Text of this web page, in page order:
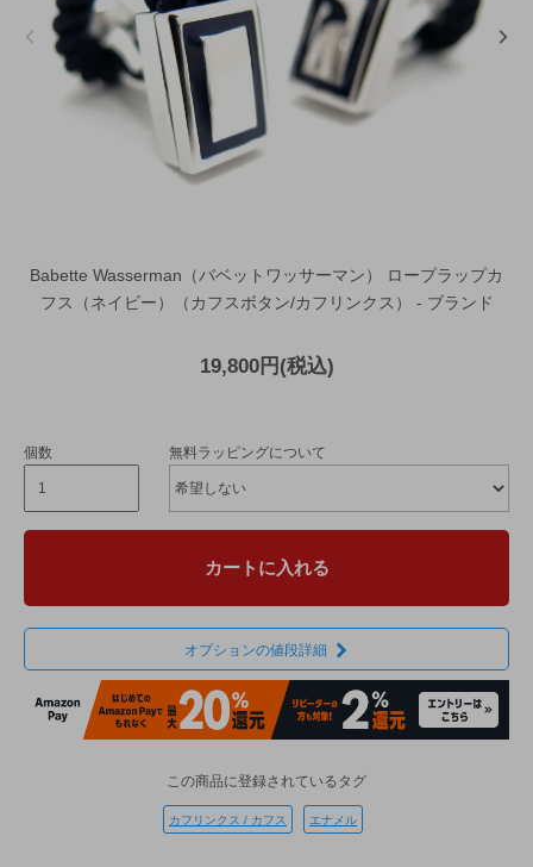
Babette Wasserman（バベットワッサーマン） ロープラップカ
フス（ネイビー）（カフスボタン/カフリンクス） - ブランド
19,800円(税込)
個数 無料ラッピングについて
カートに入れる
オプションの値段詳細
この商品に登録されているタグ
カフリンクス / カフス エナメル